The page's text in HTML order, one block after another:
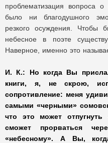
проблематизация вопроса
было ни благодушного
резкого осуждения. Чтобы
небесное в поэте
Наверное, именно это
И. К.:
Но когда Вы
книги, я, не скрою,
сопротивление: меня
самыми «черными»
что это может
сможет прорваться
«небесному». А Вы,